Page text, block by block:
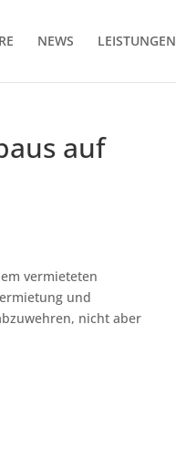
NEWS LEISTUNGEN
auf
vermieteten
und
nicht aber